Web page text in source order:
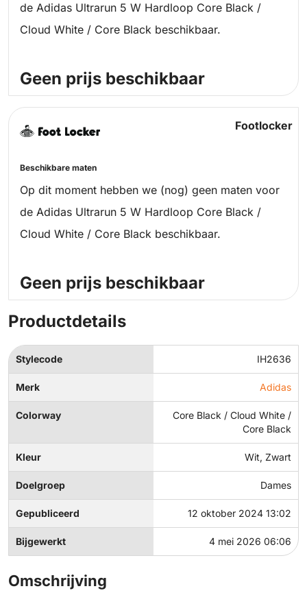
de Adidas Ultrarun 5 W Hardloop Core Black /
Cloud White / Core Black beschikbaar.
Geen prijs beschikbaar
Footlocker
Beschikbare maten
Op dit moment hebben we (nog) geen maten voor
de Adidas Ultrarun 5 W Hardloop Core Black /
Cloud White / Core Black beschikbaar.
Geen prijs beschikbaar
Productdetails
Stylecode IH2636
Merk Adidas
Colorway
Core Black / Cloud White /
Core Black
Kleur Wit, Zwart
Doelgroep Dames
Gepubliceerd 12 oktober 2024 13:02
Bijgewerkt 4 mei 2026 06:06
Omschrijving